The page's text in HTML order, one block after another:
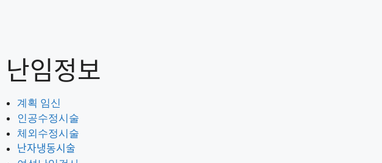
난임정보
계획 임신
인공수정시술
체외수정시술
난자냉동시술